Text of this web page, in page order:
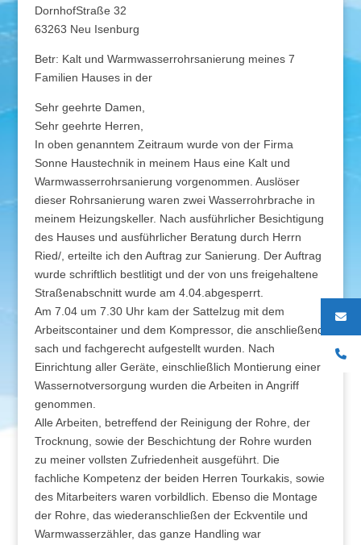
DornhofStraße 32
63263 Neu Isenburg
Betr: Kalt und Warmwasserrohrsanierung meines 7
Familien Hauses in der
Sehr geehrte Damen,
Sehr geehrte Herren,
In oben genanntem Zeitraum wurde von der Firma
Sonne Haustechnik in meinem Haus eine Kalt und
Warmwasserrohrsanierung vorgenommen. Auslöser
dieser Rohrsanierung waren zwei Wasserrohrbrache in
meinem Heizungskeller. Nach ausführlicher Besichtigung
des Hauses und ausführlicher Beratung durch Herrn
Ried/, erteilte ich den Auftrag zur Sanierung. Der Auftrag
wurde schriftlich bestlitigt und der von uns freigehaltene
Straßenabschnitt wurde am 4.04.abgesperrt.
Am 7.04 um 7.30 Uhr kam der Sattelzug mit dem
Arbeitscontainer und dem Kompressor, die anschließend
sach und fachgerecht aufgestellt wurden. Nach
Einrichtung aller Geräte, einschließlich Montierung einer
Wassernotversorgung wurden die Arbeiten in Angriff
genommen.
Alle Arbeiten, betreffend der Reinigung der Rohre, der
Trocknung, sowie der Beschichtung der Rohre wurden
zu meiner vollsten Zufriedenheit ausgeführt. Die
fachliche Kompetenz der beiden Herren Tourkakis, sowie
des Mitarbeiters waren vorbildlich. Ebenso die Montage
der Rohre, das wiederanschließen der Eckventile und
Warmwasserzähler, das ganze Handling war